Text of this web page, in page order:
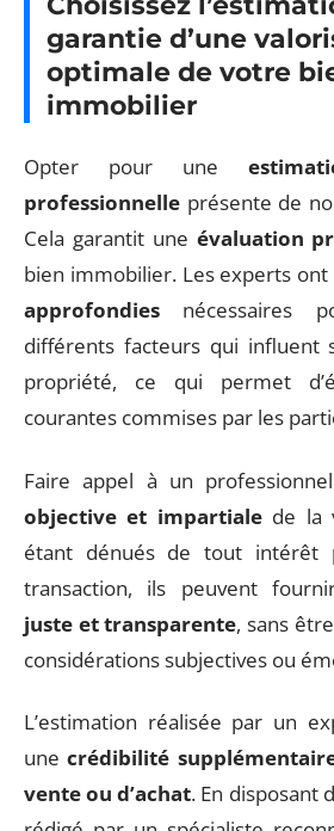
garantie d’une
optimale de votre
immobilier
Opter pour une
professionnelle présente de
Cela garantit une évaluation
bien immobilier. Les experts ont
approfondies nécessaires
différents facteurs qui influent
propriété, ce qui permet
courantes commises par les
Faire appel à un
objective et impartialede la
étant dénués de tout intérêt
transaction, ils peuvent
juste et transparente, sans
considérations subjectives ou
L’estimation réalisée par un
unecrédibilité
vente ou d’achat. En disposant